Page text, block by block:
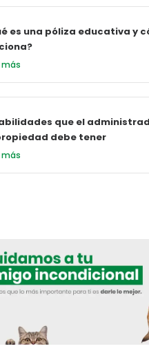
es una póliza educativa y
más
que el
debe tener
más